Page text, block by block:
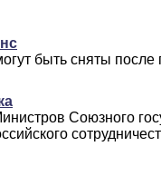
быть сняты после
Союзного